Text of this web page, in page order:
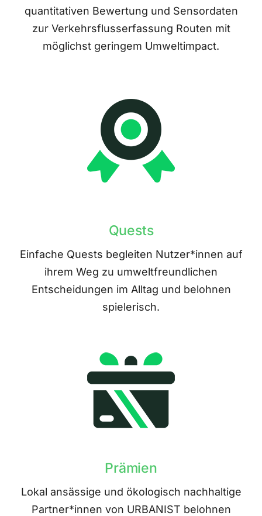
quantitativen Bewertung und Sensordaten
zur Verkehrsflusserfassung Routen mit
möglichst geringem Umweltimpact.
Quests
Einfache Quests begleiten Nutzer*innen auf
ihrem Weg zu umweltfreundlichen
Entscheidungen im Alltag und belohnen
spielerisch.
Prämien
Lokal ansässige und ökologisch nachhaltige
Partner*innen von URBANIST belohnen